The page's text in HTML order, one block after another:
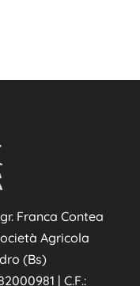
Franca Contea
Agricola
(Bs)
| C.F.: